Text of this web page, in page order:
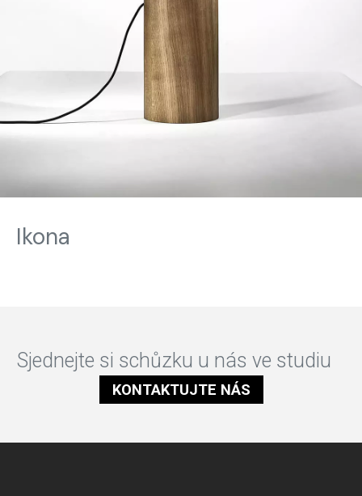
Ikona
Sjednejte si schůzku u nás ve studiu
KONTAKTUJTE NÁS